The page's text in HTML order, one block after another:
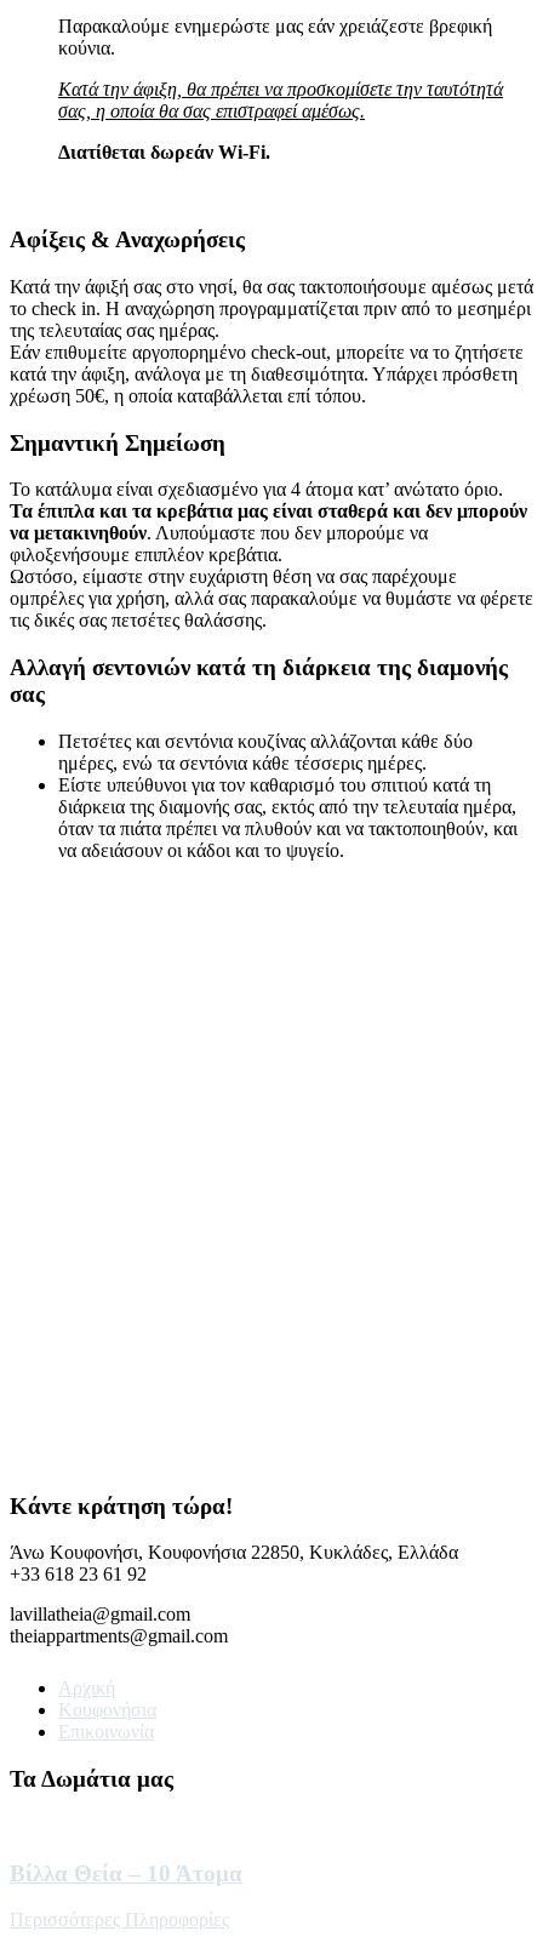
Παρακαλούμε ενημερώστε μας εάν χρειάζεστε βρεφική
κούνια.
Κατά την άφιξη, θα πρέπει να προσκομίσετε την ταυτότητά
σας, η οποία θα σας επιστραφεί αμέσως.
Διατίθεται δωρεάν Wi-Fi.
Αφίξεις & Αναχωρήσεις
Κατά την άφιξή σας στο νησί, θα σας τακτοποιήσουμε αμέσως μετά
το check in. Η αναχώρηση προγραμματίζεται πριν από το μεσημέρι
της τελευταίας σας ημέρας.
Εάν επιθυμείτε αργοπορημένο check-out, μπορείτε να το ζητήσετε
κατά την άφιξη, ανάλογα με τη διαθεσιμότητα. Υπάρχει πρόσθετη
χρέωση 50€, η οποία καταβάλλεται επί τόπου.
Σημαντική Σημείωση
Το κατάλυμα είναι σχεδιασμένο για 4 άτομα κατ’ ανώτατο όριο.
Τα έπιπλα και τα κρεβάτια μας είναι σταθερά και δεν μπορούν
να μετακινηθούν. Λυπούμαστε που δεν μπορούμε να
φιλοξενήσουμε επιπλέον κρεβάτια.
Ωστόσο, είμαστε στην ευχάριστη θέση να σας παρέχουμε
ομπρέλες για χρήση, αλλά σας παρακαλούμε να θυμάστε να φέρετε
τις δικές σας πετσέτες θαλάσσης.
Αλλαγή σεντονιών κατά τη διάρκεια της διαμονής
σας
Πετσέτες και σεντόνια κουζίνας αλλάζονται κάθε δύο
ημέρες, ενώ τα σεντόνια κάθε τέσσερις ημέρες.
Είστε υπεύθυνοι για τον καθαρισμό του σπιτιού κατά τη
διάρκεια της διαμονής σας, εκτός από την τελευταία ημέρα,
όταν τα πιάτα πρέπει να πλυθούν και να τακτοποιηθούν, και
να αδειάσουν οι κάδοι και το ψυγείο.
Κάντε κράτηση τώρα!
Άνω Κουφονήσι, Κουφονήσια 22850, Κυκλάδες, Ελλάδα
+33 618 23 61 92
lavillatheia@gmail.com
theiappartments@gmail.com
Αρχική
Κουφονήσια
Επικοινωνία
Τα Δωμάτια μας
Βίλλα Θεία – 10 Άτομα
Περισσότερες Πληροφορίες